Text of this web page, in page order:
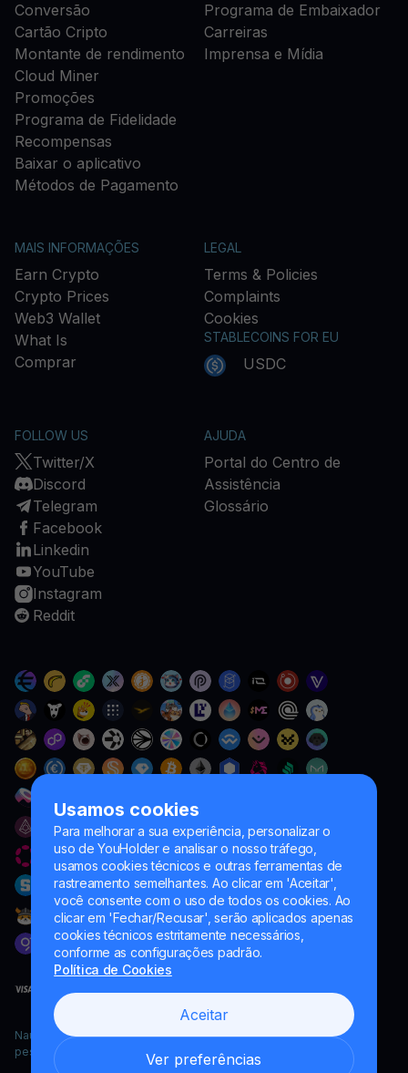
Usamos cookies
Para melhorar a sua experiência, personalizar o
uso de YouHolder e analisar o nosso tráfego,
usamos cookies técnicos e outras ferramentas de
rastreamento semelhantes. Ao clicar em 'Aceitar',
você consente com o uso de todos os cookies. Ao
clicar em 'Fechar/Recusar', serão aplicados apenas
cookies técnicos estritamente necessários,
conforme as configurações padrão.
Política de Cookies
Aceitar
Ver preferências
Conversão
Cartão Cripto
Montante de rendimento
Cloud Miner
Promoções
Programa de Fidelidade
Recompensas
Baixar o aplicativo
Métodos de Pagamento
Programa de Embaixador
Carreiras
Imprensa e Mídia
MAIS INFORMAÇÕES
Earn Crypto
Crypto Prices
Web3 Wallet
What Is
Comprar
LEGAL
Terms & Policies
Complaints
Cookies
STABLECOINS FOR EU
USDC
FOLLOW US
Twitter/X
Discord
Telegram
Facebook
Linkedin
YouTube
Instagram
Reddit
AJUDA
Portal do Centro de
Assistência
Glossário
Naumard LTD. – apenas para fins de desenvolvimento de TI,
pesquisa e marketing